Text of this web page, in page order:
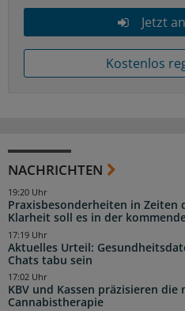
Jetzt
Kostenlos
NACHRICHTEN
Praxisbesonderheiten in Zeiten
Klarheit soll es in der
19:20 Uhr
Aktuelles Urteil:
Chats tabu sein
17:19 Uhr
KBV und Kassen präzisieren die
Cannabistherapie
17:02 Uhr